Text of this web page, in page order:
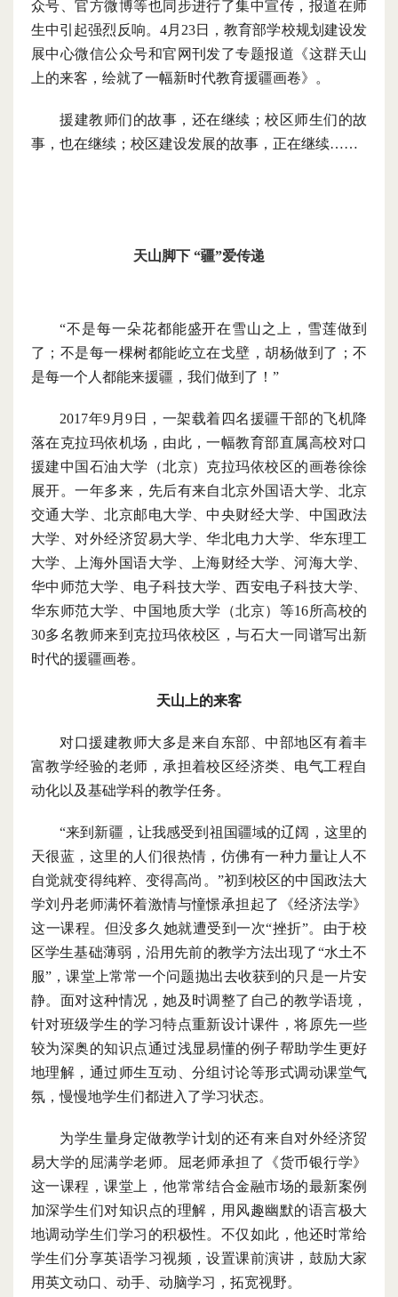
众号、官方微博等也同步进行了集中宣传，报道在师
生中引起强烈反响。4月23日，教育部学校规划建设发
展中心微信公众号和官网刊发了专题报道《这群天山
上的来客，绘就了一幅新时代教育援疆画卷》。
援建教师们的故事，还在继续；校区师生们的故
事， 也在继续；校区建设发展的故事， 正在继续……
天山脚下 “疆”爱传递
“不是每一朵花都能盛开在雪山之上，雪莲做到
了；不是每一棵树都能屹立在戈壁，胡杨做到了；不
是每一个人都能来援疆，我们做到了！”
2017年9月9日，一架载着四名援疆干部的飞机降
落在克拉玛依机场，由此，一幅教育部直属高校对口
援建中国石油大学（北京）克拉玛依校区的画卷徐徐
展开。一年多来，先后有来自北京外国语大学、北京
交通大学、北京邮电大学、中央财经大学、中国政法
大学、对外经济贸易大学、华北电力大学、华东理工
大学、上海外国语大学、上海财经大学、河海大学、
华中师范大学、电子科技大学、西安电子科技大学、
华东师范大学、中国地质大学（北京）等16所高校的
30多名教师来到克拉玛依校区，与石大一同谱写出新
时代的援疆画卷。
天山上的来客
对口援建教师大多是来自东部、中部地区有着丰
富教学经验的老师，承担着校区经济类、电气工程自
动化以及基础学科的教学任务。
“来到新疆，让我感受到祖国疆域的辽阔，这里的
天很蓝，这里的人们很热情，仿佛有一种力量让人不
自觉就变得纯粹、变得高尚。”初到校区的中国政法大
学刘丹老师满怀着激情与憧憬承担起了《经济法学》
这一课程。但没多久她就遭受到一次“挫折”。由于校
区学生基础薄弱，沿用先前的教学方法出现了“水土不
服”，课堂上常常一个问题抛出去收获到的只是一片安
静。面对这种情况，她及时调整了自己的教学语境，
针对班级学生的学习特点重新设计课件，将原先一些
较为深奥的知识点通过浅显易懂的例子帮助学生更好
地理解，通过师生互动、分组讨论等形式调动课堂气
氛，慢慢地学生们都进入了学习状态。
为学生量身定做教学计划的还有来自对外经济贸
易大学的屈满学老师。屈老师承担了《货币银行学》
这一课程，课堂上，他常常结合金融市场的最新案例
加深学生们对知识点的理解，用风趣幽默的语言极大
地调动学生们学习的积极性。不仅如此，他还时常给
学生们分享英语学习视频，设置课前演讲，鼓励大家
用英文动口、动手、动脑学习，拓宽视野。